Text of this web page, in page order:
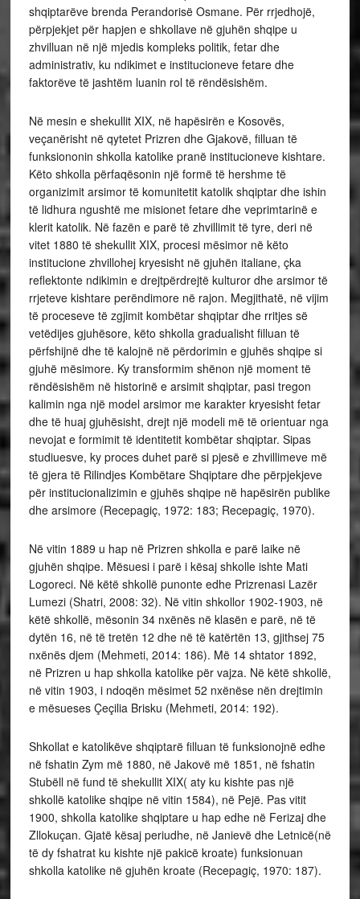
shqiptarëve brenda Perandorisë Osmane. Për rrjedhojë,
përpjekjet për hapjen e shkollave në gjuhën shqipe u
zhvilluan në një mjedis kompleks politik, fetar dhe
administrativ, ku ndikimet e institucioneve fetare dhe
faktorëve të jashtëm luanin rol të rëndësishëm.
Në mesin e shekullit XIX, në hapësirën e Kosovës,
veçanërisht në qytetet Prizren dhe Gjakovë, filluan të
funksiononin shkolla katolike pranë institucioneve kishtare.
Këto shkolla përfaqësonin një formë të hershme të
organizimit arsimor të komunitetit katolik shqiptar dhe ishin
të lidhura ngushtë me misionet fetare dhe veprimtarinë e
klerit katolik. Në fazën e parë të zhvillimit të tyre, deri në
vitet 1880 të shekullit XIX, procesi mësimor në këto
institucione zhvillohej kryesisht në gjuhën italiane, çka
reflektonte ndikimin e drejtpërdrejtë kulturor dhe arsimor të
rrjeteve kishtare perëndimore në rajon. Megjithatë, në vijim
të proceseve të zgjimit kombëtar shqiptar dhe rritjes së
vetëdijes gjuhësore, këto shkolla gradualisht filluan të
përfshijnë dhe të kalojnë në përdorimin e gjuhës shqipe si
gjuhë mësimore. Ky transformim shënon një moment të
rëndësishëm në historinë e arsimit shqiptar, pasi tregon
kalimin nga një model arsimor me karakter kryesisht fetar
dhe të huaj gjuhësisht, drejt një modeli më të orientuar nga
nevojat e formimit të identitetit kombëtar shqiptar. Sipas
studiuesve, ky proces duhet parë si pjesë e zhvillimeve më
të gjera të Rilindjes Kombëtare Shqiptare dhe përpjekjeve
për institucionalizimin e gjuhës shqipe në hapësirën publike
dhe arsimore (Recepagiç, 1972: 183; Recepagiç, 1970).
Në vitin 1889 u hap në Prizren shkolla e parë laike në
gjuhën shqipe. Mësuesi i parë i kësaj shkolle ishte Mati
Logoreci. Në këtë shkollë punonte edhe Prizrenasi Lazër
Lumezi (Shatri, 2008: 32). Në vitin shkollor 1902-1903, në
këtë shkollë, mësonin 34 nxënës në klasën e parë, në të
dytën 16, në të tretën 12 dhe në të katërtën 13, gjithsej 75
nxënës djem (Mehmeti, 2014: 186). Më 14 shtator 1892,
në Prizren u hap shkolla katolike për vajza. Në këtë shkollë,
në vitin 1903, i ndoqën mësimet 52 nxënëse nën drejtimin
e mësueses Çeçilia Brisku (Mehmeti, 2014: 192).
Shkollat e katolikëve shqiptarë filluan të funksionojnë edhe
në fshatin Zym më 1880, në Jakovë më 1851, në fshatin
Stubëll në fund të shekullit XIX( aty ku kishte pas një
shkollë katolike shqipe në vitin 1584), në Pejë. Pas vitit
1900, shkolla katolike shqiptare u hap edhe në Ferizaj dhe
Zllokuçan. Gjatë kësaj periudhe, në Janievë dhe Letnicë(në
të dy fshatrat ku kishte një pakicë kroate) funksionuan
shkolla katolike në gjuhën kroate (Recepagiç, 1970: 187).